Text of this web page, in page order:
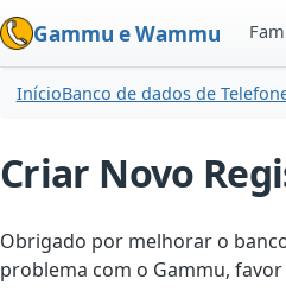
Gammu e Wammu
InícioBanco de dados de
Criar Novo
Obrigado por melhorar o
problema com o Gammu, favor